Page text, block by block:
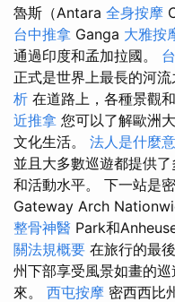
魯斯（Antara 全身按摩
台中推拿 Ganga 大雅按
通過印度和孟加拉國。
正式是世界上最長的河流
析 在道路上，各種景觀
近推拿 您可以了解歐洲
文化生活。 法人是什麼
並且大多數巡遊都提供
和活動水平。 下一站是
Gateway Arch
整骨神醫 Park和
關法規概要 在旅行的最
州下部享受風景如畫的
來。 西屯按摩 密西西比